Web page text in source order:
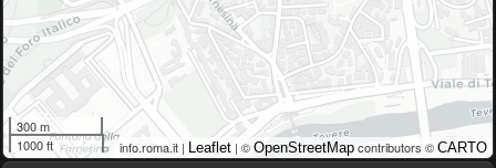
300 m
1000 ft
info.roma.it | Leaflet | © OpenStreetMap contributors © CARTO